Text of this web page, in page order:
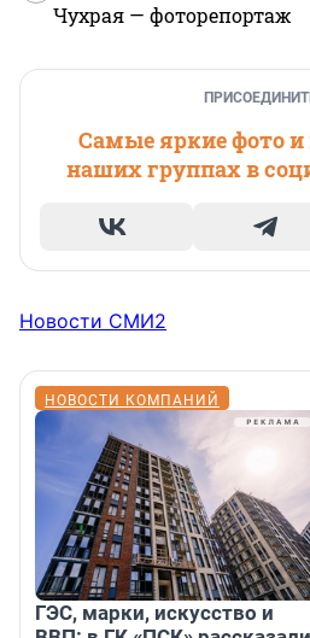
Чухрая — фоторепортаж
Самые яркие фото и
наших группах в
Новости СМИ2
НОВОСТИ КОМПАНИЙ
ГЭС, марки, искусство и